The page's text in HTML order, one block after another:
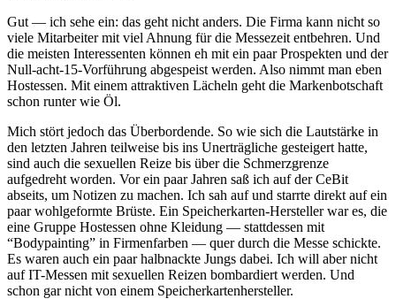
Gut — ich sehe ein: das geht nicht anders. Die Firma kann nicht so
viele Mitarbeiter mit viel Ahnung für die Messezeit entbehren. Und
die meisten Interessenten können eh mit ein paar Prospekten und der
Null-acht-15-Vorführung abgespeist werden. Also nimmt man eben
Hostessen. Mit einem attraktiven Lächeln geht die Markenbotschaft
schon runter wie Öl.
Mich stört jedoch das Überbordende. So wie sich die Lautstärke in
den letzten Jahren teilweise bis ins Unerträgliche gesteigert hatte,
sind auch die sexuellen Reize bis über die Schmerzgrenze
aufgedreht worden. Vor ein paar Jahren saß ich auf der CeBit
abseits, um Notizen zu machen. Ich sah auf und starrte direkt auf ein
paar wohlgeformte Brüste. Ein Speicherkarten-Hersteller war es, die
eine Gruppe Hostessen ohne Kleidung — stattdessen mit
“Bodypainting” in Firmenfarben — quer durch die Messe schickte.
Es waren auch ein paar halbnackte Jungs dabei. Ich will aber nicht
auf IT-Messen mit sexuellen Reizen bombardiert werden. Und
schon gar nicht von einem Speicherkartenhersteller.